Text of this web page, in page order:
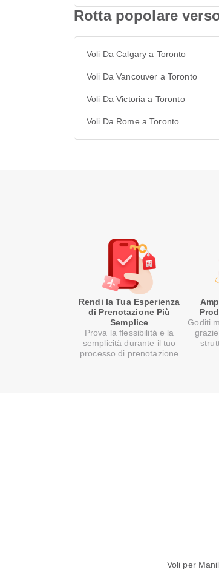
Rotta popolare
Voli Da Calgary a Toronto
Voli Da Vancouver a Toronto
Voli Da Victoria a Toronto
Voli Da Rome a Toronto
Rendi la Tua Esperienza
di Prenotazione Più
Semplice
Prova la flessibilità e la
semplicità durante il tuo
processo di prenotazione
Goditi
Voli per